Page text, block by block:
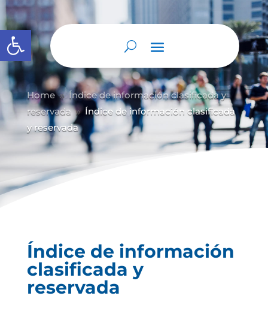
Abrir barra de herramientas
Home 9 Índice de información clasificada y
reservada 9 Índice de información clasificada
y reservada
Índice de información
clasificada y
reservada